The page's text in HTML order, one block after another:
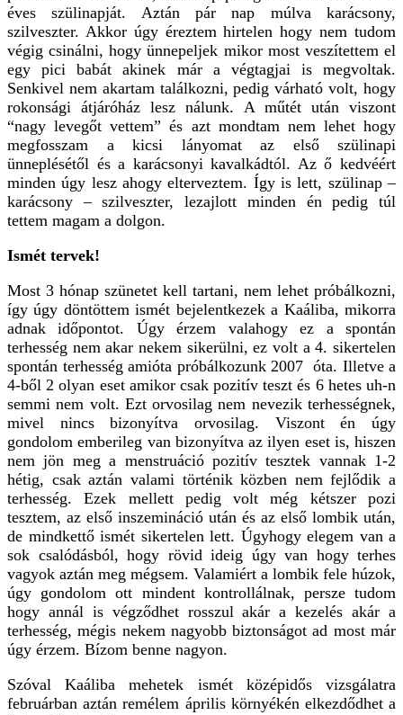
éves szülinapját. Aztán pár nap múlva karácsony,
szilveszter. Akkor úgy éreztem hirtelen hogy nem tudom
végig csinálni, hogy ünnepeljek mikor most veszítettem el
egy pici babát akinek már a végtagjai is megvoltak.
Senkivel nem akartam találkozni, pedig várható volt, hogy
rokonsági átjáróház lesz nálunk. A műtét után viszont
“nagy levegőt vettem” és azt mondtam nem lehet hogy
megfosszam a kicsi lányomat az első szülinapi
ünneplésétől és a karácsonyi kavalkádtól. Az ő kedvéért
minden úgy lesz ahogy elterveztem. Így is lett, szülinap –
karácsony – szilveszter, lezajlott minden én pedig túl
tettem magam a dolgon.
Ismét tervek!
Most 3 hónap szünetet kell tartani, nem lehet próbálkozni,
így úgy döntöttem ismét bejelentkezek a Kaáliba, mikorra
adnak időpontot. Úgy érzem valahogy ez a spontán
terhesség nem akar nekem sikerülni, ez volt a 4. sikertelen
spontán terhesség amióta próbálkozunk 2007 óta. Illetve a
4-ből 2 olyan eset amikor csak pozitív teszt és 6 hetes uh-n
semmi nem volt. Ezt orvosilag nem nevezik terhességnek,
mivel nincs bizonyítva orvosilag. Viszont én úgy
gondolom emberileg van bizonyítva az ilyen eset is, hiszen
nem jön meg a menstruáció pozitív tesztek vannak 1-2
hétig, csak aztán valami történik közben nem fejlődik a
terhesség. Ezek mellett pedig volt még kétszer pozi
tesztem, az első inszemináció után és az első lombik után,
de mindkettő ismét sikertelen lett. Úgyhogy elegem van a
sok csalódásból, hogy rövid ideig úgy van hogy terhes
vagyok aztán meg mégsem. Valamiért a lombik fele húzok,
úgy gondolom ott mindent kontrollálnak, persze tudom
hogy annál is végződhet rosszul akár a kezelés akár a
terhesség, mégis nekem nagyobb biztonságot ad most már
úgy érzem. Bízom benne nagyon.
Szóval Kaáliba mehetek ismét középidős vizsgálatra
februárban aztán remélem április környékén elkezdődhet a